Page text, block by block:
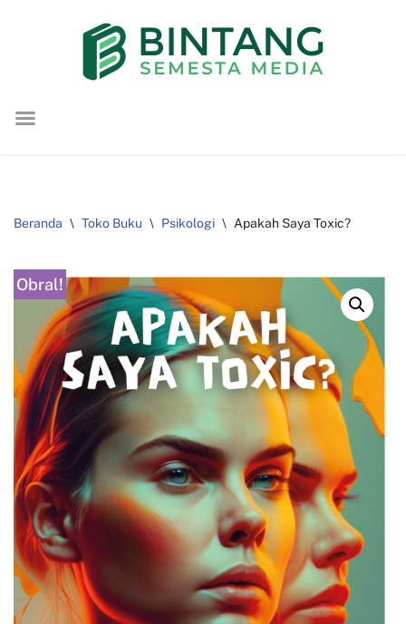
konten
Beranda \ Toko Buku \ Psikologi \ Apakah Saya Toxic?
Obral!